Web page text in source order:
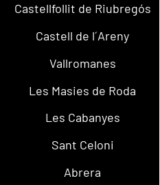
Castellfollit de Riubregós
Castell de l´Areny
Vallromanes
Les Masies de Roda
Les Cabanyes
Sant Celoni
Abrera